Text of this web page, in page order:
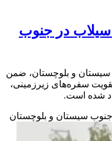
در جنوب
و بلوچستان، ضمن
سفره‌های زیرزمینی،
شده است.